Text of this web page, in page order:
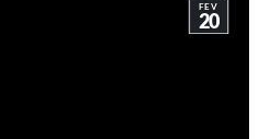
FEV
20